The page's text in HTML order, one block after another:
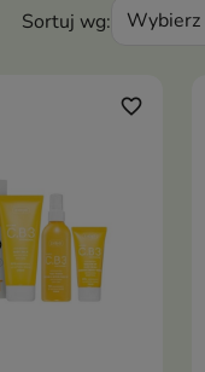
Sortuj wg: Wybierz
favorite_border